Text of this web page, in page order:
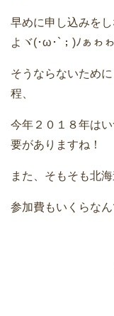
早めに申し込みを
よヾ(･ω･`；)ﾉぁゎゎ
そうならないため
程、
今年２０１８年は
要がありますね！
また、そもそも北
参加費もいくらな